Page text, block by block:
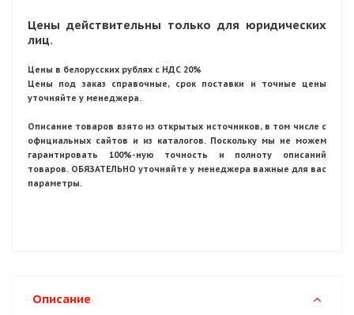
Цены действительны только для юридических
лиц.
Цены в белорусских рублях с НДС 20%
Цены под заказ справочные, срок поставки и точные цены
уточняйте у менеджера.
Описание товаров взято из открытых источников, в том числе с
официальных сайтов и из каталогов. Поскольку мы не можем
гарантировать 100%-ную точность и полноту описаний
товаров. ОБЯЗАТЕЛЬНО уточняйте у менеджера важные для вас
параметры.
Описание